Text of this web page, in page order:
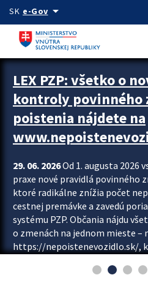
Preskocit na hlavný obsah
SK e-Govarrow_drop_down
Zastavit automatický posun upútavok
LEX PZP: všetko o
kontroly povinného
poistenia nájdete na
29. 06. 2026Od 1. augusta 2026
praxe nové pravidlá povinného
ktoré radikálne znížia počet
cestnej premávke a zavedú
systému PZP. Občania nájdu
o zmenách na jednom mieste
https://nepoistenevozidlo.sk/,
asociácie poisťovní (SLASPO) a